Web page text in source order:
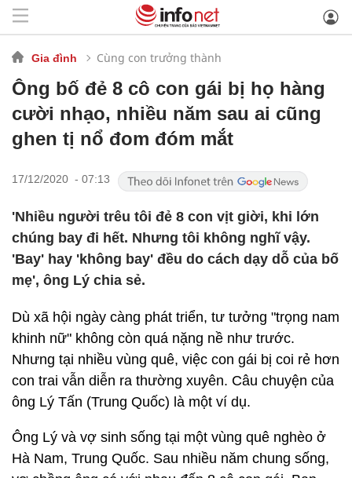
Gia đình Cùng con trưởng thành
Ông bố đẻ 8 cô con gái bị họ hàng
cười nhạo, nhiều năm sau ai cũng
ghen tị nổ đom đóm mắt
17/12/2020 - 07:13
'Nhiều người trêu tôi đẻ 8 con vịt giời, khi lớn
chúng bay đi hết. Nhưng tôi không nghĩ vậy.
'Bay' hay 'không bay' đều do cách dạy dỗ của bố
mẹ', ông Lý chia sẻ.
Dù xã hội ngày càng phát triển, tư tưởng "trọng nam
khinh nữ" không còn quá nặng nề như trước.
Nhưng tại nhiều vùng quê, việc con gái bị coi rẻ hơn
con trai vẫn diễn ra thường xuyên. Câu chuyện của
ông Lý Tấn (Trung Quốc) là một ví dụ.
Ông Lý và vợ sinh sống tại một vùng quê nghèo ở
Hà Nam, Trung Quốc. Sau nhiều năm chung sống,